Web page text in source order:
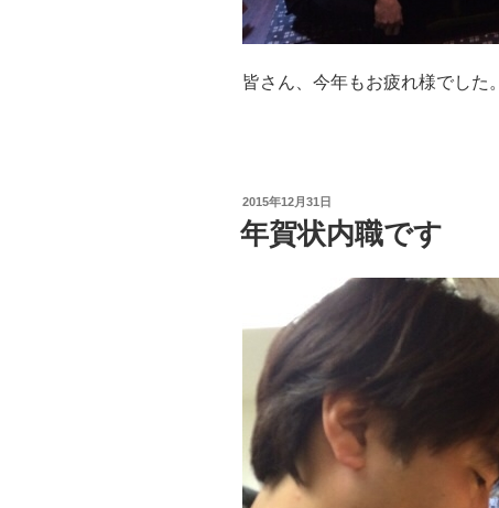
皆さん、今年もお疲れ様でした。
投
稿
日:
2015年12月31日
年賀状内職です